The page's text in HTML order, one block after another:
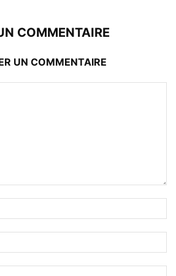
COMMENTAIRE
UN COMMENTAIRE